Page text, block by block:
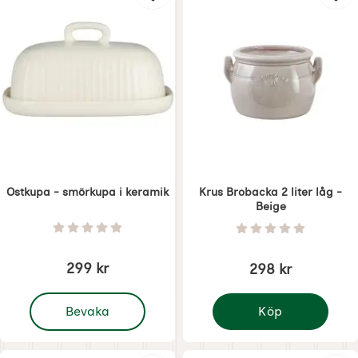
Ostkupa - smörkupa i keramik
Art. nr 8763 Betyg: 0 Stjärnor av 5
299 kr
Bevaka
, Ostkupa - smörkupa i keramik
Krus Brobacka 2 liter låg -
Beige
Art. nr 8802 Betyg: 0 Stjärnor
298 kr
Köp
Krus Brobacka 2 liter